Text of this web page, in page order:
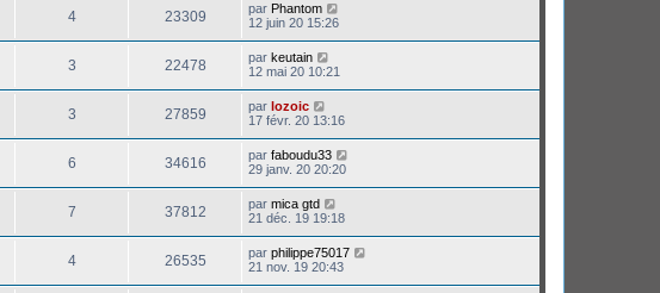
4 23309 par Phantom
12 juin 20 15:26
3 22478 par keutain
12 mai 20 10:21
3 27859 par lozoic
17 févr. 20 13:16
6 34616 par faboudu33
29 janv. 20 20:20
7 37812 par mica gtd
21 déc. 19 19:18
4 26535 par philippe75017
21 nov. 19 20:43